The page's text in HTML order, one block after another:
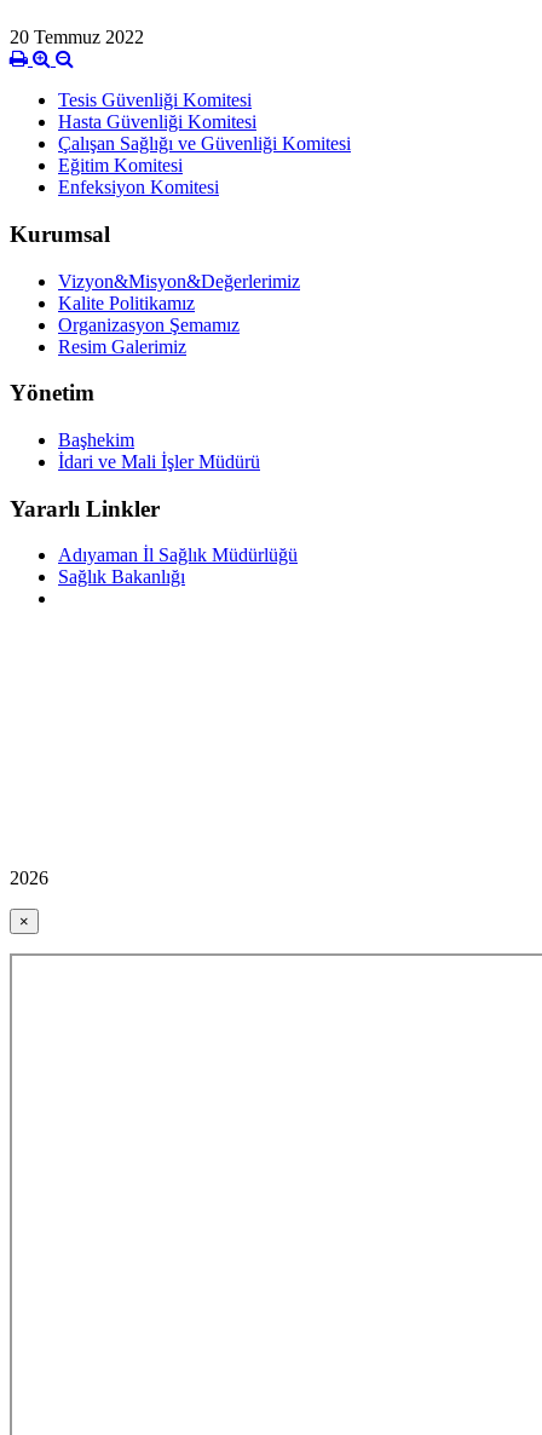
20 Temmuz 2022
Tesis Güvenliği Komitesi
Hasta Güvenliği Komitesi
Çalışan Sağlığı ve Güvenliği Komitesi
Eğitim Komitesi
Enfeksiyon Komitesi
Kurumsal
Vizyon&Misyon&Değerlerimiz
Kalite Politikamız
Organizasyon Şemamız
Resim Galerimiz
Yönetim
Başhekim
İdari ve Mali İşler Müdürü
Yararlı Linkler
Adıyaman İl Sağlık Müdürlüğü
Sağlık Bakanlığı
2026
×